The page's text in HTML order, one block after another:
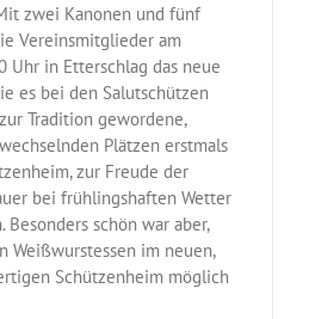
zwei Kanonen und fünf
Vereinsmitglieder am
Uhr in Etterschlag das neue
es bei den Salutschützen
Tradition gewordene,
Plätzen erstmals
zur Freude der
bei frühlingshaften Wetter
schön war aber,
Weißwurstessen im neuen,
Schützenheim möglich